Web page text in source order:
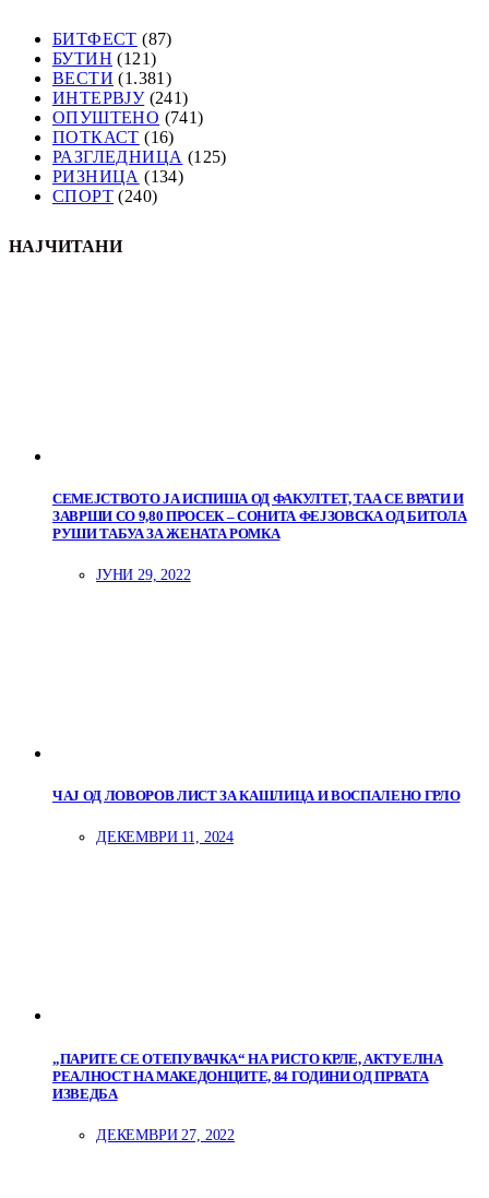
БИТФЕСТ (87)
БУТИН (121)
ВЕСТИ (1.381)
ИНТЕРВЈУ(241)
ОПУШТЕНО (741)
ПОТКАСТ (16)
РАЗГЛЕДНИЦА (125)
РИЗНИЦА (134)
СПОРТ (240)
НАЈЧИТАНИ
СЕМЕЈСТВОТО ЈА ИСПИША ОД ФАКУЛТЕТ, ТАА СЕ ВРАТИ И
ЗАВРШИ СО 9,80 ПРОСЕК – СОНИТА ФЕЈЗОВСКА ОД БИТОЛА
РУШИ ТАБУА ЗА ЖЕНАТА РОМКА
ЈУНИ 29, 2022
ЧАЈ ОД ЛОВОРОВ ЛИСТ ЗА КАШЛИЦА И ВОСПАЛЕНО ГРЛО
ДЕКЕМВРИ 11, 2024
„ПАРИТЕ СЕ ОТЕПУВАЧКА“ НА РИСТО КРЛЕ, АКТУЕЛНА
РЕАЛНОСТ НА МАКЕДОНЦИТЕ, 84 ГОДИНИ ОД ПРВАТА
ИЗВЕДБА
ДЕКЕМВРИ 27, 2022